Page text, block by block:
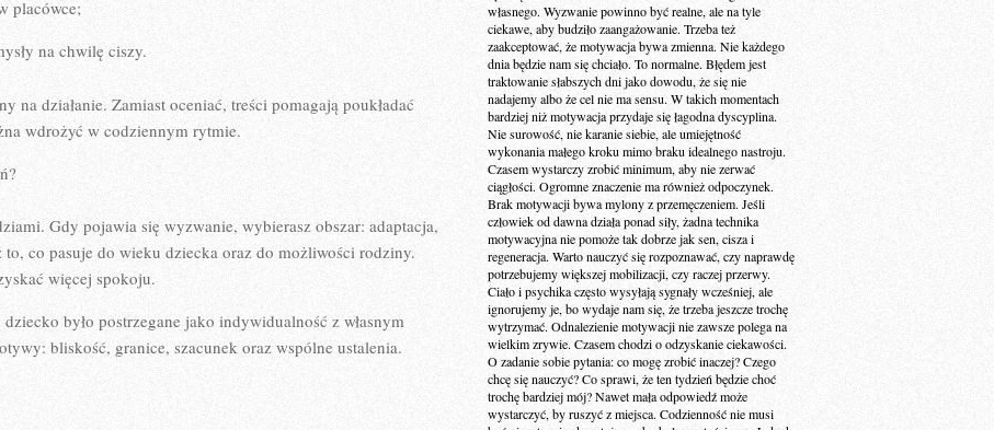
placówce;
na chwilę ciszy.
na działanie. Zamiast oceniać, treści pomagają poukładać
wdrożyć w codziennym rytmie.
Gdy pojawia się wyzwanie, wybierasz obszar: adaptacja,
co pasuje do wieku dziecka oraz do możliwości rodziny.
więcej spokoju.
było postrzegane jako indywidualność z własnym
bliskość, granice, szacunek oraz wspólne ustalenia.
własnego. Wyzwanie powinno być realne, ale na tyle
ciekawe, aby budziło zaangażowanie. Trzeba też
zaakceptować, że motywacja bywa zmienna. Nie każdego
dnia będzie nam się chciało. To normalne. Błędem jest
traktowanie słabszych dni jako dowodu, że się nie
nadajemy albo że cel nie ma sensu. W takich momentach
bardziej niż motywacja przydaje się łagodna dyscyplina.
Nie surowość, nie karanie siebie, ale umiejętność
wykonania małego kroku mimo braku idealnego nastroju.
Czasem wystarczy zrobić minimum, aby nie zerwać
ciągłości. Ogromne znaczenie ma również odpoczynek.
Brak motywacji bywa mylony z przemęczeniem. Jeśli
człowiek od dawna działa ponad siły, żadna technika
motywacyjna nie pomoże tak dobrze jak sen, cisza i
regeneracja. Warto nauczyć się rozpoznawać, czy naprawdę
potrzebujemy większej mobilizacji, czy raczej przerwy.
Ciało i psychika często wysyłają sygnały wcześniej, ale
ignorujemy je, bo wydaje nam się, że trzeba jeszcze trochę
wytrzymać. Odnalezienie motywacji nie zawsze polega na
wielkim zrywie. Czasem chodzi o odzyskanie ciekawości.
O zadanie sobie pytania: co mogę zrobić inaczej? Czego
chcę się nauczyć? Co sprawi, że ten tydzień będzie choć
trochę bardziej mój? Nawet mała odpowiedź może
wystarczyć, by ruszyć z miejsca. Codzienność nie musi